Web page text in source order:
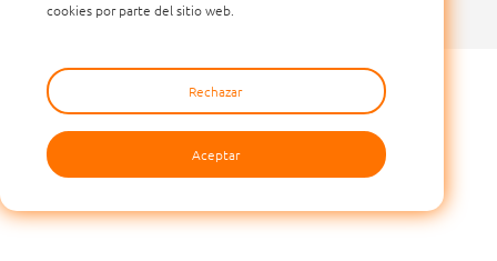
SHENZHEN MARKTRACE CO.,LTD.
Todos los derechos
reservados
sitio
cookies por parte del sitio web.
Rechazar
Aceptar